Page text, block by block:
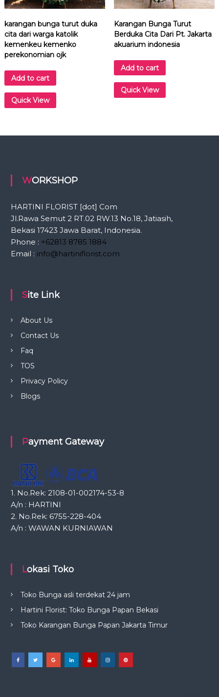
n
q
u
a
n
t
karangan bunga turut duka
cita dari warga katolik
kemenkeu kemenko
perekonomian ojk
Add to cart
Quick View
Karangan Bunga Turut
Berduka Cita Dari Pt. Jakarta
akuarium indonesia
Add to cart
Quick View
WORKSHOP
HARTINI FLORIST [dot] Com
Jl.Rawa Semut 2 RT.02 RW.13 No.18, Jatiasih,
Bekasi 17423 Jawa Barat, Indonesia.
Phone : +62813 8785 1884
Email : info@hartiniflorist.com
Site Link
About Us
Contact Us
Faq
TOS
Privacy Policy
Blogs
Payment Gateway
1. No.Rek: 2108-01-002174-53-8
A/n : HARTINI
2. No.Rek: 6755-228-404
A/n : WAWAN KURNIAWAN
Lokasi Toko
Toko Bunga asli terdekat 24 jam
Hartini Florist: Toko Bunga Papan Bekasi
Toko Karangan Bunga Papan Jakarta Timur